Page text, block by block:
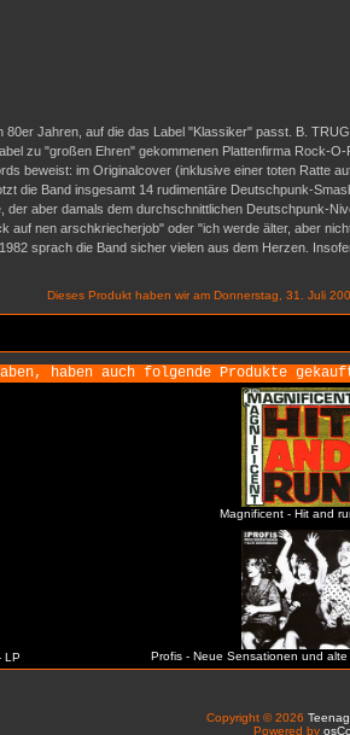
Jahren, auf die das Label "Klassiker" passt. B.
zu "großen Ehren" gekommenen Plattenfirma Rock-
beweist: im Originalcover (inklusive einer toten Ratte
die Band insgesamt 14 rudimentäre Deutschpunk-
der aber damals dem durchschnittlichen Deutschpunk-
auf nen arschkriecherjob" oder "ich werde älter, aber
sprach die Band sicher vielen aus dem Herzen.
Dieses Produkt haben wir am Donnerstag, 31. Juli
haben auch folgende Produkte
Magnificent - Hit and
LP Profis - Neue Sensationen und alte
Copyright © 2026
Powered by